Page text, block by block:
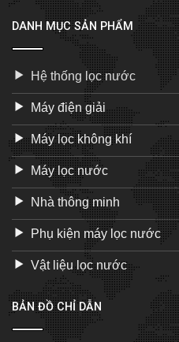
DANH MỤC SẢN PHẨM
Hệ thống lọc nước
Máy điện giải
Máy lọc không khí
Máy lọc nước
Nhà thông minh
Phụ kiện máy lọc nước
Vật liệu lọc nước
BẢN ĐỒ CHỈ DẪN